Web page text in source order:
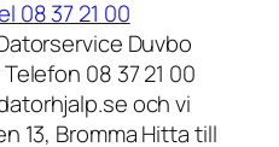
08 37 21 00
Duvbo
08 37 21 00
och vi
13, Bromma Hitta till